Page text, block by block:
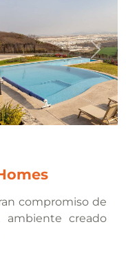
compromiso de
ambiente creado